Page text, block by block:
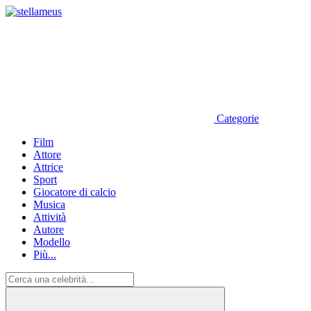
Categorie
Film
Attore
Attrice
Sport
Giocatore di calcio
Musica
Attività
Autore
Modello
Più...